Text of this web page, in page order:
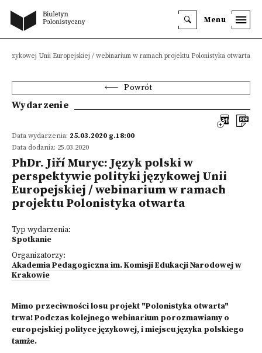
Menu
językowej Unii Europejskiej / webinarium w ramach projektu Polonistyka otwarta
Powrót
Wydarzenie
Data wydarzenia: 25.03.2020 g.18:00
Data dodania: 25.03.2020
PhDr. Jiří Muryc: Język polski w
perspektywie polityki językowej Unii
Europejskiej / webinarium w ramach
projektu Polonistyka otwarta
Typ wydarzenia:
Spotkanie
Organizatorzy:
Akademia Pedagogiczna im. Komisji Edukacji Narodowej w
Krakowie
Mimo przeciwności losu projekt "Polonistyka otwarta"
trwa! Podczas kolejnego webinarium porozmawiamy o
europejskiej polityce językowej, i miejscu języka polskiego
tamże.